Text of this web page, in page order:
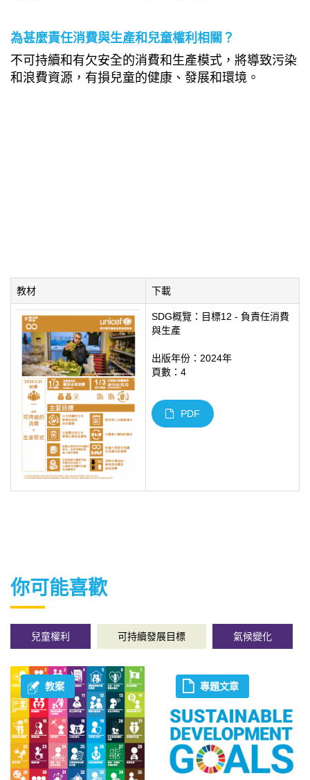
為甚麼責任消費與生產和兒童權利相關？
不可持續和有欠安全的消費和生產模式，將導致污染
和浪費資源，有損兒童的健康、發展和環境。
教材 下載
SDG概覽：目標12 - 負責任消費
與生產
出版年份：2024年
頁數：4
PDF
你可能喜歡
兒童權利 可持續發展目標 氣候變化
教案 專題文章